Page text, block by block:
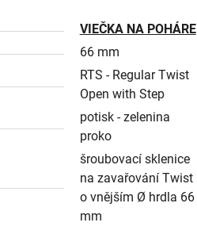
VIEČKA NA POHÁRE
66 mm
RTS - Regular Twist
Open with Step
potisk - zelenina
proko
šroubovací sklenice
na zavařování Twist
o vnějším Ø hrdla 66
mm